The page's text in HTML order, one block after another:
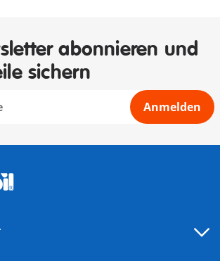
abonnieren und
sichern
Anmelden